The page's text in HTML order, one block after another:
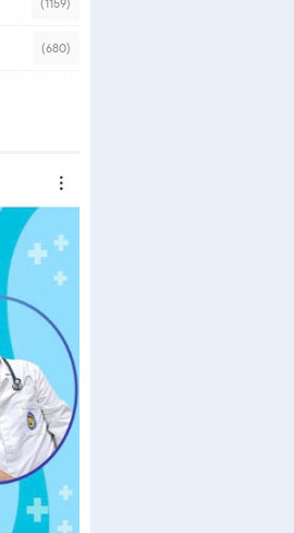
(1159)
(680)